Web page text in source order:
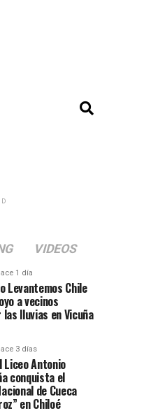
VIDEOS
1 día
Levantemos Chile
a vecinos
lluvias en Vicuña
3 días
Liceo Antonio
conquista el
de Cueca
en Chiloé